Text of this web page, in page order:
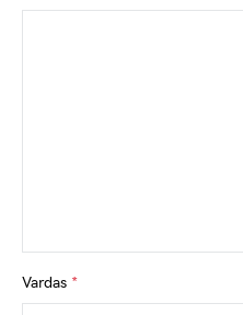
Vardas *